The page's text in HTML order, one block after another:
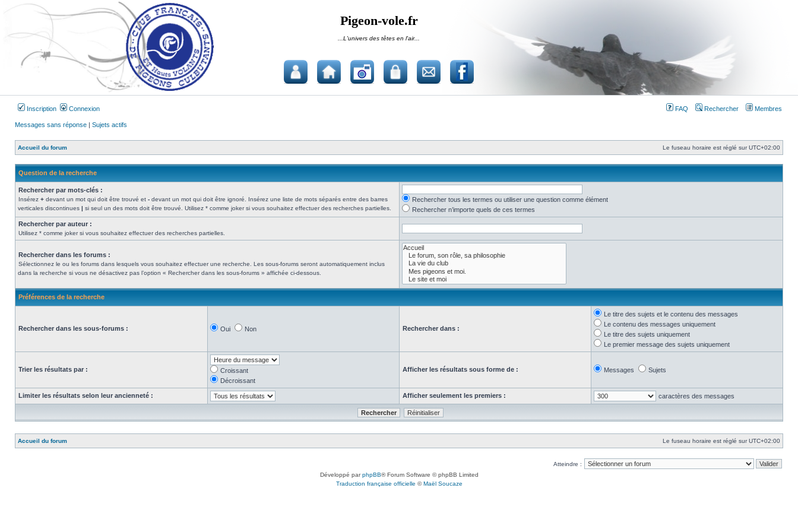
Pigeon-vole.fr
...L'univers des têtes en l'air...
Inscription Connexion FAQ Rechercher Membres
Messages sans réponse | Sujets actifs
Accueil du forum Le fuseau horaire est réglé surUTC+02:00
Question de la recherche
Rechercher par mots-clés :
Insérez + devant un mot qui doit être trouvé et - devant un mot qui doit être ignoré. Insérez une liste de mots séparés entre des barres
verticales discontinues | si seul un des mots doit être trouvé. Utilisez * comme joker si vous souhaitez effectuer des recherches partielles.
Rechercher tous les termes ou utiliser une question comme élément
Rechercher n’importe quels de ces termes
Rechercher par auteur :
Utilisez * comme joker si vous souhaitez effectuer des recherches partielles.
Rechercher dans les forums :
Sélectionnez le ou les forums dans lesquels vous souhaitez effectuer une recherche. Les sous-forums seront automatiquement inclus
dans la recherche si vous ne désactivez pas l’option « Rechercher dans les sous-forums » affichée ci-dessous.
Préférences de la recherche
Rechercher dans les sous-forums : Oui Non Rechercher dans :
Le titre des sujets et le contenu des messages
Le contenu des messages uniquement
Le titre des sujets uniquement
Le premier message des sujets uniquement
Trier les résultats par :
Croissant
Décroissant
Afficher les résultats sous forme de : Messages Sujets
Limiter les résultats selon leur ancienneté : Afficher seulement les premiers : caractères des messages
Accueil du forum Le fuseau horaire est réglé surUTC+02:00
Atteindre :
Développé parphpBB® Forum Software © phpBB Limited
Traduction française officielle ©Maël Soucaze